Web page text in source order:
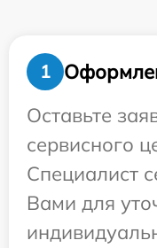
1
Оставьте
сервисного
Специалист
Вами для